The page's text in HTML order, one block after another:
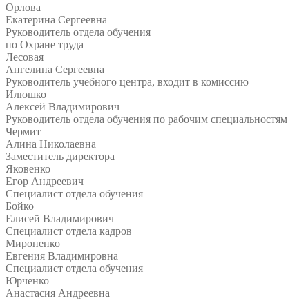
Орлова
Екатерина Сергеевна
Руководитель отдела обучения
по Охране труда
Лесовая
Ангелина Сергеевна
Руководитель учебного центра, входит в комиссию
Илюшко
Алексей Владимирович
Руководитель отдела обучения по рабочим специальностям
Чермит
Алина Николаевна
Заместитель директора
Яковенко
Егор Андреевич
Специалист отдела обучения
Бойко
Елисей Владимирович
Специалист отдела кадров
Мироненко
Евгения Владимировна
Специалист отдела обучения
Юрченко
Анастасия Андреевна